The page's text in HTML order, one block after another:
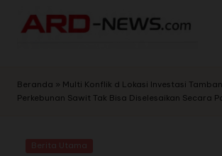
Beranda » Multi Konflik d Lokasi Investasi
Perkebunan Sawit Tak Bisa Diselesaikan Secara